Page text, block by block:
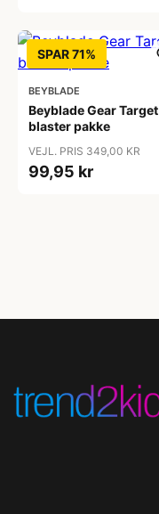
SPAR 71%
BEYBLADE
Beyblade Gear Target
blaster pakke
VEJL. PRIS 349,00 KR
99,95 kr